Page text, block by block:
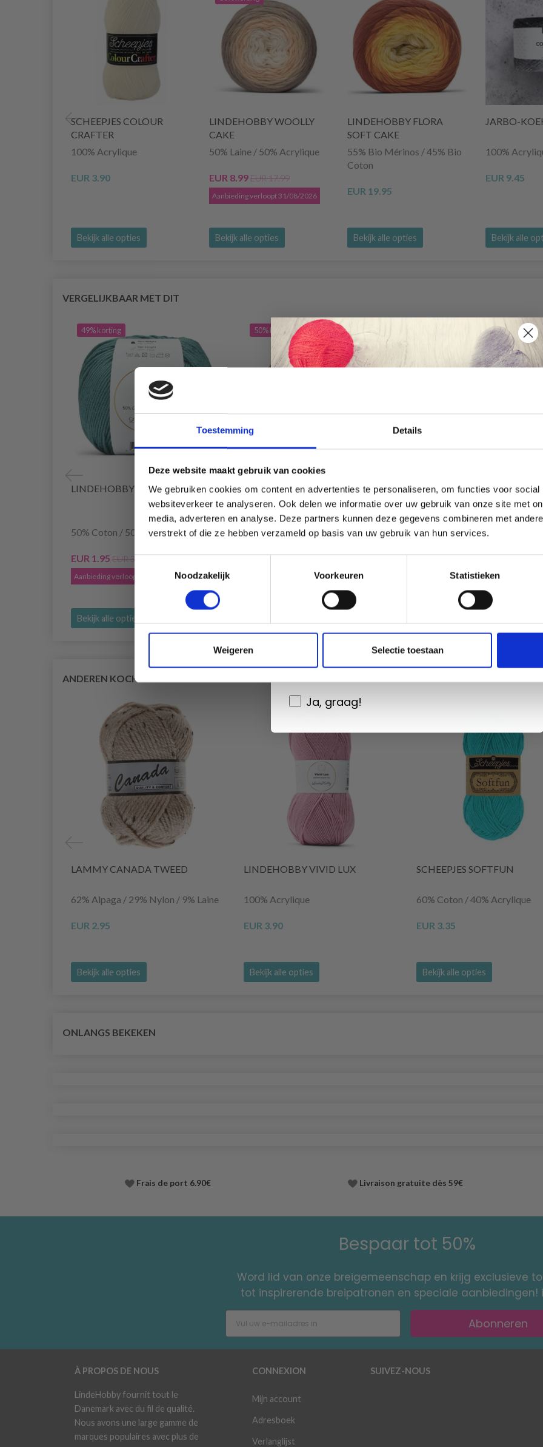
Toestemming Details
Deze website maakt gebruik van cookies
We gebruiken cookies om content en advertenties te personaliseren, om functies voor social
websiteverkeer te analyseren. Ook delen we informatie over uw gebruik van onze site met
media, adverteren en analyse. Deze partners kunnen deze gegevens combineren met
verstrekt of die ze hebben verzameld op basis van uw gebruik van hun services.
Toestemmingsselectie
Noodzakelijk
Voorkeuren Statistieken
Weigeren Selectie toestaan
SCHEEPJES COLOUR
CRAFTER
100% Acrylique
EUR 3.90
Bekijk alle opties
LINDEHOBBY WOOLLY
CAKE
50% Laine / 50% Acrylique
EUR 8.99EUR 17.99
Aanbieding verloopt 31/08/2026
Bekijk alle opties
LINDEHOBBY FLORA
SOFT CAKE
55% Bio Mérinos / 45% Bio
Coton
EUR 19.95
Bekijk alle opties
JARBO-
100%
EUR 9.45
Bekijk alle
VERGELIJKBAAR MET DIT
49% korting
LINDEHOBBY MIRA
50% Coton / 50% Acrylique
EUR 1.95 EUR 3.85
Aanbieding verloopt 31/08/2026
Bekijk alle opties
50% korting
LINDEHOBBY WOOLLY CAKE
50% Laine / 50% Acrylique
EUR 8.99
Aanbieding verloopt 31/08/2026
LINDEHOBBY SOFT CAKE
50% Coton / 50% Acrylique
EUR 9.45
Aanbieding verloopt 31/08/2026
ANDEREN KOCHTEN OOK
LAMMY CANADA TWEED
62% Alpaga / 29% Nylon / 9% Laine
EUR 2.95
Bekijk alle opties
LINDEHOBBY VIVID LUX
100% Acrylique
EUR 3.90
Bekijk alle opties
SCHEEPJES SOFTFUN
60% Coton / 40% Acrylique
EUR 3.35
Bekijk alle opties
ONLANGS BEKEKEN
Frais de port 6.90€ Livraison gratuite dès 59€
Bespaar tot 50%
Word lid van onze breigemeenschap en krijg exclusieve
tot inspirerende breipatronen en speciale aanbiedingen!
Abonneren
À PROPOS DE NOUS
LindeHobby fournit tout le
Danemark avec du fil de qualité.
Nous avons une large gamme de
marques populaires avec plus de
CONNEXION
Mijn account
Adresboek
Verlanglijst
SUIVEZ-NOUS
Économisez jusqu'à 50 %
offres limitées en vous inscrivant à notre
newsletter gratuite !
Oui, inscrivez-moi !
Wil je liever nieuws ontvangen over onze
Ja, graag!